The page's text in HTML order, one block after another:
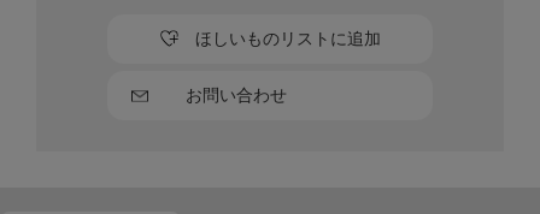
お問い合わせ
ほしいものリストに追加